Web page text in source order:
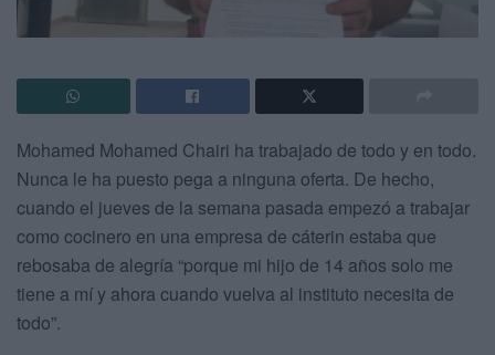
Mohamed Mohamed Chairi ha trabajado de todo y en todo.
Nunca le ha puesto pega a ninguna oferta. De hecho,
cuando el jueves de la semana pasada empezó a trabajar
como cocinero en una empresa de cáterin estaba que
rebosaba de alegría “porque mi hijo de 14 años solo me
tiene a mí y ahora cuando vuelva al instituto necesita de
todo”.